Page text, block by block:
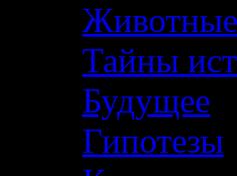
Животные
Тайны
Будущее
Гипотезы